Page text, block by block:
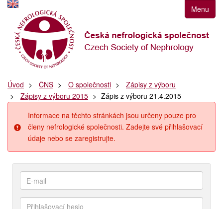
k
navigaci
Přejít
obsah
k
postrannímu
Klávesové
zkratky
Menu
Úvod ČNS O společnosti
Zápisy z výboru
Zápisy z výboru 2015
Zápis z výboru 21.4.2015
Informace na těchto stránkách jsou určeny pouze pro
členy nefrologické společnosti. Zadejte své přihlašovací
údaje nebo se zaregistrujte.